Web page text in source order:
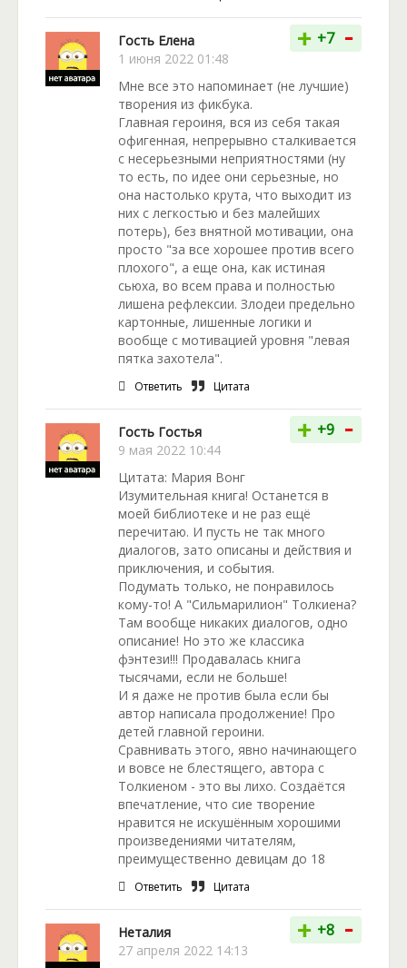
Гость Елена
1 июня 2022 01:48
+ +7 -
Мне все это напоминает (не лучшие)
творения из фикбука.
Главная героиня, вся из себя такая
офигенная, непрерывно сталкивается
с несерьезными неприятностями (ну
то есть, по идее они серьезные, но
она настолько крута, что выходит из
них с легкостью и без малейших
потерь), без внятной мотивации, она
просто "за все хорошее против всего
плохого", а еще она, как истиная
сьюха, во всем права и полностью
лишена рефлексии. Злодеи предельно
картонные, лишенные логики и
вообще с мотивацией уровня "левая
пятка захотела".
Ответить Цитата
Гость Гостья
9 мая 2022 10:44
+ +9 -
Цитата: Мария Вонг
Изумительная книга! Останется в
моей библиотеке и не раз ещё
перечитаю. И пусть не так много
диалогов, зато описаны и действия и
приключения, и события.
Подумать только, не понравилось
кому-то! А "Сильмарилион" Толкиена?
Там вообще никаких диалогов, одно
описание! Но это же классика
фэнтези!!! Продавалась книга
тысячами, если не больше!
И я даже не против была если бы
автор написала продолжение! Про
детей главной героини.
Сравнивать этого, явно начинающего
и вовсе не блестящего, автора с
Толкиеном - это вы лихо. Создаётся
впечатление, что сие творение
нравится не искушённым хорошими
произведениями читателям,
преимущественно девицам до 18
Ответить Цитата
Неталия
27 апреля 2022 14:13
+ +8 -